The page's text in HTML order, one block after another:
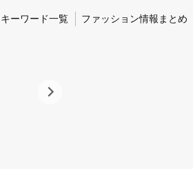
キーワード一覧 ファッション情報まとめ